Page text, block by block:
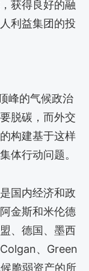
获得良好的融
利益集团的投
峰的气候政治
脱碳，而外交
构建基于这样
体行动问题。
国内经济和政
金斯和米伦德
、德国、墨西
、Green
脆弱资产的所